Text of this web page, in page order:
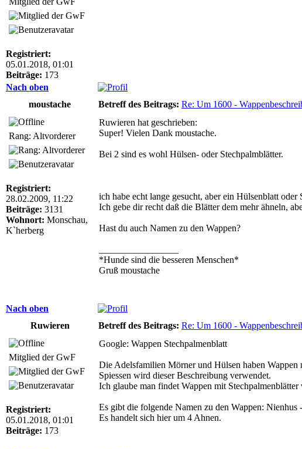
Registriert:
05.01.2018, 01:01
Beiträge: 173
Nach oben
moustache
Betreff des Beitrags: Re: Um 1600 -
Rang: Altvorderer
Registriert:
28.02.2009, 11:22
Beiträge: 3131
Wohnort: Monschau,
K`herberg
Ruwieren hat geschrieben:
Super! Vielen Dank moustache.
Bei 2 sind es wohl Hülsen- oder Stechpalmblätter.
ich habe echt lange gesucht, aber ein Hülsenblatt
Ich gebe dir recht daß die Blätter dem mehr ähneln,
Hast du auch Namen zu den Wappen?
*Hunde sind die besseren Menschen*
Gruß moustache
Nach oben
Ruwieren
Betreff des Beitrags: Re: Um 1600 -
Mitglied der GwF
Registriert:
05.01.2018, 01:01
Beiträge: 173
Google: Wappen Stechpalmenblatt
Die Adelsfamilien Mörner und Hülsen haben
Spiessen wird dieser Beschreibung verwendet.
Ich glaube man findet Wappen mit
Es gibt die folgende Namen zu den Wappen:
Es handelt sich hier um 4 Ahnen.